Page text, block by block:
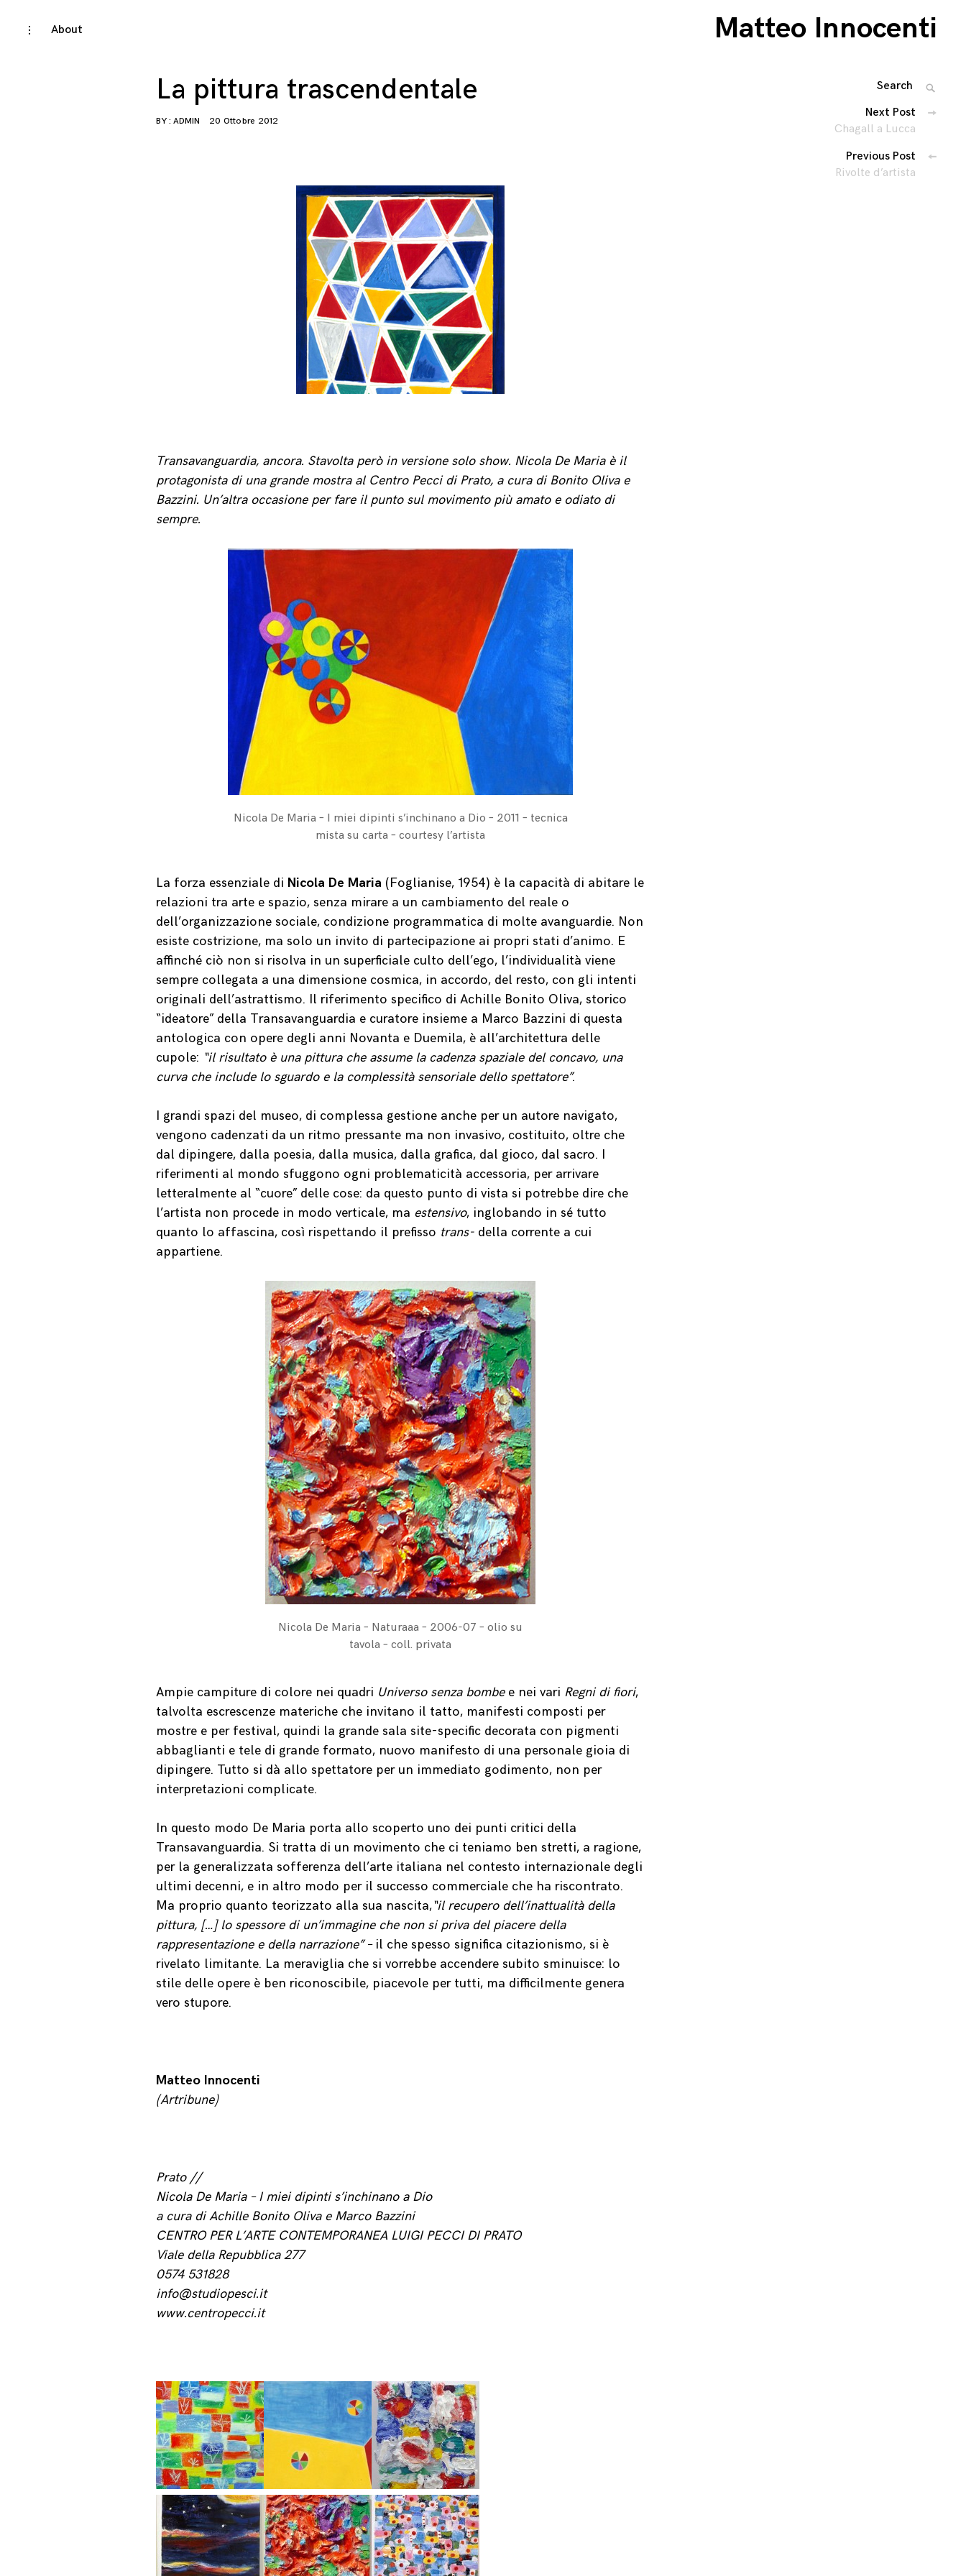
Skip
Matteo Innocenti
toggleAbout
La pittura trascendentale
BY : ADMIN 20 Ottobre 2012
Transavanguardia, ancora. Stavolta però in versione solo show. Nicola De Maria è il
protagonista di una grande mostra al Centro Pecci di Prato, a cura di Bonito Oliva e
Bazzini. Un’altra occasione per fare il punto sul movimento più amato e odiato di
sempre.
Nicola De Maria – I miei dipinti s’inchinano a Dio – 2011 – tecnica
mista su carta – courtesy l’artista
La forza essenziale di Nicola De Maria (Foglianise, 1954) è la capacità di abitare le
relazioni tra arte e spazio, senza mirare a un cambiamento del reale o
dell’organizzazione sociale, condizione programmatica di molte avanguardie. Non
esiste costrizione, ma solo un invito di partecipazione ai propri stati d’animo. E
affinché ciò non si risolva in un superficiale culto dell’ego, l’individualità viene
sempre collegata a una dimensione cosmica, in accordo, del resto, con gli intenti
originali dell’astrattismo. Il riferimento specifico di Achille Bonito Oliva, storico
“ideatore” della Transavanguardia e curatore insieme a Marco Bazzini di questa
antologica con opere degli anni Novanta e Duemila, è all’architettura delle
cupole: “il risultato è una pittura che assume la cadenza spaziale del concavo, una
curva che include lo sguardo e la complessità sensoriale dello spettatore”.
I grandi spazi del museo, di complessa gestione anche per un autore navigato,
vengono cadenzati da un ritmo pressante ma non invasivo, costituito, oltre che
dal dipingere, dalla poesia, dalla musica, dalla grafica, dal gioco, dal sacro. I
riferimenti al mondo sfuggono ogni problematicità accessoria, per arrivare
letteralmente al “cuore” delle cose: da questo punto di vista si potrebbe dire che
l’artista non procede in modo verticale, ma estensivo, inglobando in sé tutto
quanto lo affascina, così rispettando il prefisso trans- della corrente a cui
appartiene.
Nicola De Maria – Naturaaa – 2006-07 – olio su
tavola – coll. privata
Ampie campiture di colore nei quadri Universo senza bombee nei vari Regni di fiori,
talvolta escrescenze materiche che invitano il tatto, manifesti composti per
mostre e per festival, quindi la grande sala site-specific decorata con pigmenti
abbaglianti e tele di grande formato, nuovo manifesto di una personale gioia di
dipingere. Tutto si dà allo spettatore per un immediato godimento, non per
interpretazioni complicate.
In questo modo De Maria porta allo scoperto uno dei punti critici della
Transavanguardia. Si tratta di un movimento che ci teniamo ben stretti, a ragione,
per la generalizzata sofferenza dell’arte italiana nel contesto internazionale degli
ultimi decenni, e in altro modo per il successo commerciale che ha riscontrato.
Ma proprio quanto teorizzato alla sua nascita,“il recupero dell’inattualità della
pittura, […] lo spessore di un’immagine che non si priva del piacere della
rappresentazione e della narrazione” –il che spesso significa citazionismo, si è
rivelato limitante. La meraviglia che si vorrebbe accendere subito sminuisce: lo
stile delle opere è ben riconoscibile, piacevole per tutti, ma difficilmente genera
vero stupore.
Matteo Innocenti
(Artribune)
Prato //
Nicola De Maria – I miei dipinti s’inchinano a Dio
a cura di Achille Bonito Oliva e Marco Bazzini
CENTRO PER L’ARTE CONTEMPORANEA LUIGI PECCI DI PRATO
Viale della Repubblica 277
0574 531828
info@studiopesci.it
www.centropecci.it
Navigazione
articoli
Next Post
Chagall a Lucca
Previous Post
Rivolte d’artista